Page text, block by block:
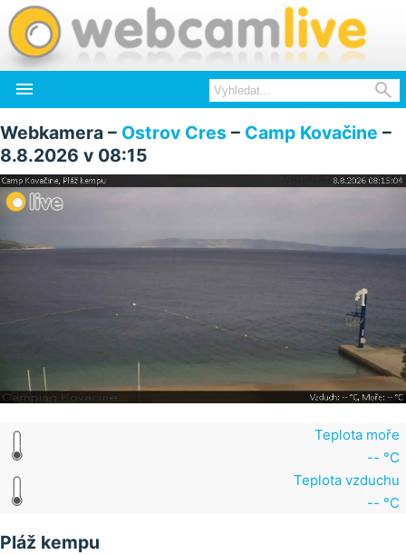
 
Webkamera – Ostrov Cres – Camp Kovačine –
8.8.2026 v 08:15
Teplota moře
-- °C
Teplota vzduchu
-- °C
Pláž kempu